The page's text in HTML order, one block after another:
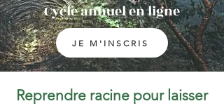
Cycle annuel en ligne
JE M'INSCRIS
Reprendre racine pour laisser